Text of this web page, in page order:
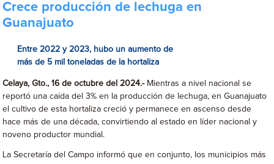
Crece producción de lechuga en
Guanajuato
Entre 2022 y 2023, hubo un aumento de
más de 5 mil toneladas de la hortaliza
Celaya, Gto., 16 de octubre del 2024.-Mientras a nivel nacional se
reportó una caída del 3% en la producción de lechuga, en Guanajuato
el cultivo de esta hortaliza creció y permanece en ascenso desde
hace más de una década, convirtiendo al estado en líder nacional y
noveno productor mundial.
La Secretaría del Campo informó que en conjunto, los municipios más